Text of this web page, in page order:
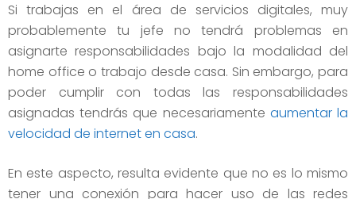
Si trabajas en el área de servicios digitales, muy
probablemente tu jefe no tendrá problemas en
asignarte responsabilidades bajo la modalidad del
home office o trabajo desde casa. Sin embargo, para
poder cumplir con todas las responsabilidades
asignadas tendrás que necesariamente aumentar la
velocidad de internet en casa.
En este aspecto, resulta evidente que no es lo mismo
tener una conexión para hacer uso de las redes